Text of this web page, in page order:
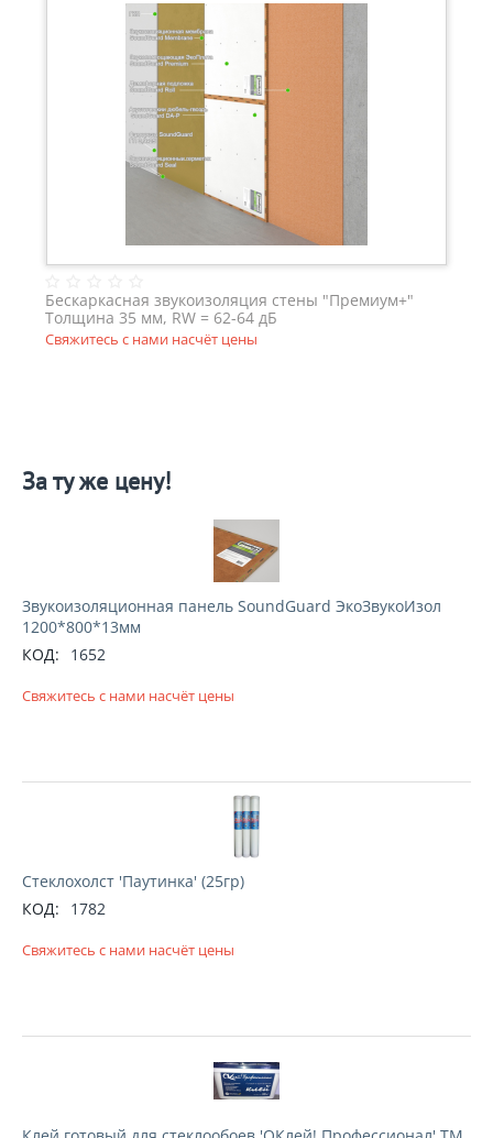
Бескаркасная звукоизоляция стены "Премиум+"
Толщина 35 мм, RW = 62-64 дБ
Свяжитесь с нами насчёт цены
За ту же цену!
Звукоизоляционная панель SoundGuard ЭкоЗвукоИзол
1200*800*13мм
КОД:
1652
Свяжитесь с нами насчёт цены
Стеклохолст 'Паутинка' (25гр)
КОД:
1782
Свяжитесь с нами насчёт цены